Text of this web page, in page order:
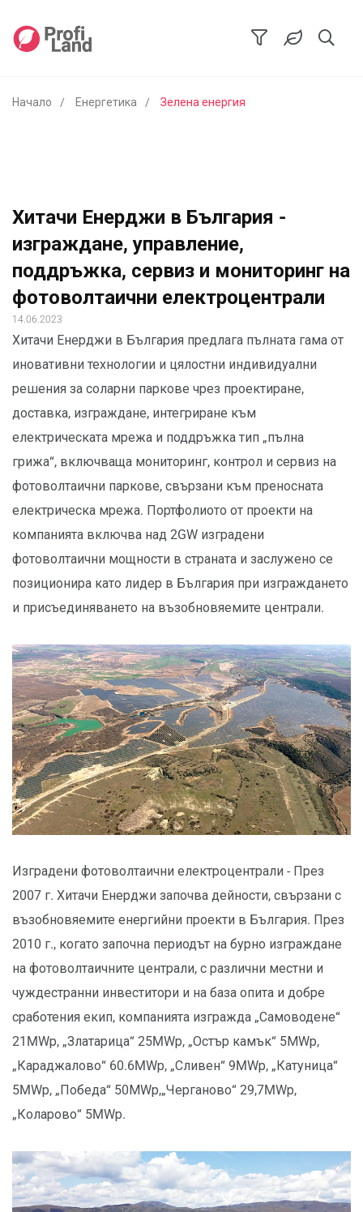
Начало Енергетика Зелена енергия
Хитачи Енерджи в България -
изграждане, управление,
поддръжка, сервиз и мониторинг на
фотоволтаични електроцентрали
14.06.2023
Хитачи Енерджи в България предлага пълнaта гама от
иновативни технологии и цялостни индивидуални
решения за соларни паркове чрез проектиране,
доставка, изграждане, интегриране към
електрическата мрежа и поддръжка тип „пълна
грижа“, включваща мониторинг, контрол и сервиз на
фотоволтаични паркове, свързани към преносната
електрическа мрежа. Портфолиото от проекти на
компанията включва над 2GW изградени
фотоволтаични мощности в страната и заслужено се
позиционира като лидер в България при изграждането
и присъединяването на възобновяемите централи.
Изградени фотоволтаични електроцентрали - През
2007 г. Хитачи Енерджи започва дейности, свързани с
възобновяемите енергийни проекти в България. През
2010 г., когато започна периодът на бурно изграждане
на фотоволтаичните централи, с различни местни и
чуждестранни инвеститори и на база опита и добре
сработения екип, компанията изгражда „Самоводене“
21MWр, „Златарица“ 25MWр, „Остър камък“ 5МWр,
„Караджалово“ 60.6MWр, „Сливен“ 9MWр, „Катуница“
5MWр, „Победа“ 50МWр,„Черганово“ 29,7MWр,
„Коларово“ 5MWр.